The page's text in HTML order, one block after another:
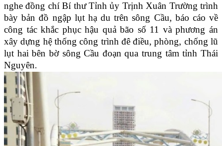
nghe đồng chí Bí thư Tỉnh ủy Trịnh Xuân Trường trình
bày bản đồ ngập lụt hạ du trên sông Cầu, báo cáo về
công tác khắc phục hậu quả bão số 11 và phương án
xây dựng hệ thống công trình đê điều, phòng, chống lũ
lụt hai bên bờ sông Cầu đoạn qua trung tâm tỉnh Thái
Nguyên.